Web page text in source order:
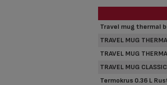
Travel mug thermal
TRAVEL MUG
TRAVEL MUG
TRAVEL MUG CLASSIC
Termokrus 0.36 L